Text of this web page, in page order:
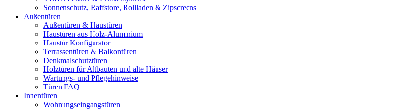
Sonnenschutz, Raffstore, Rollladen & Zipscreens
Außentüren
Außentüren & Haustüren
Haustüren aus Holz-Aluminium
Haustür Konfigurator
Terrassentüren & Balkontüren
Denkmalschutztüren
Holztüren für Altbauten und alte Häuser
Wartungs- und Pflegehinweise
Türen FAQ
Innentüren
Wohnungseingangstüren